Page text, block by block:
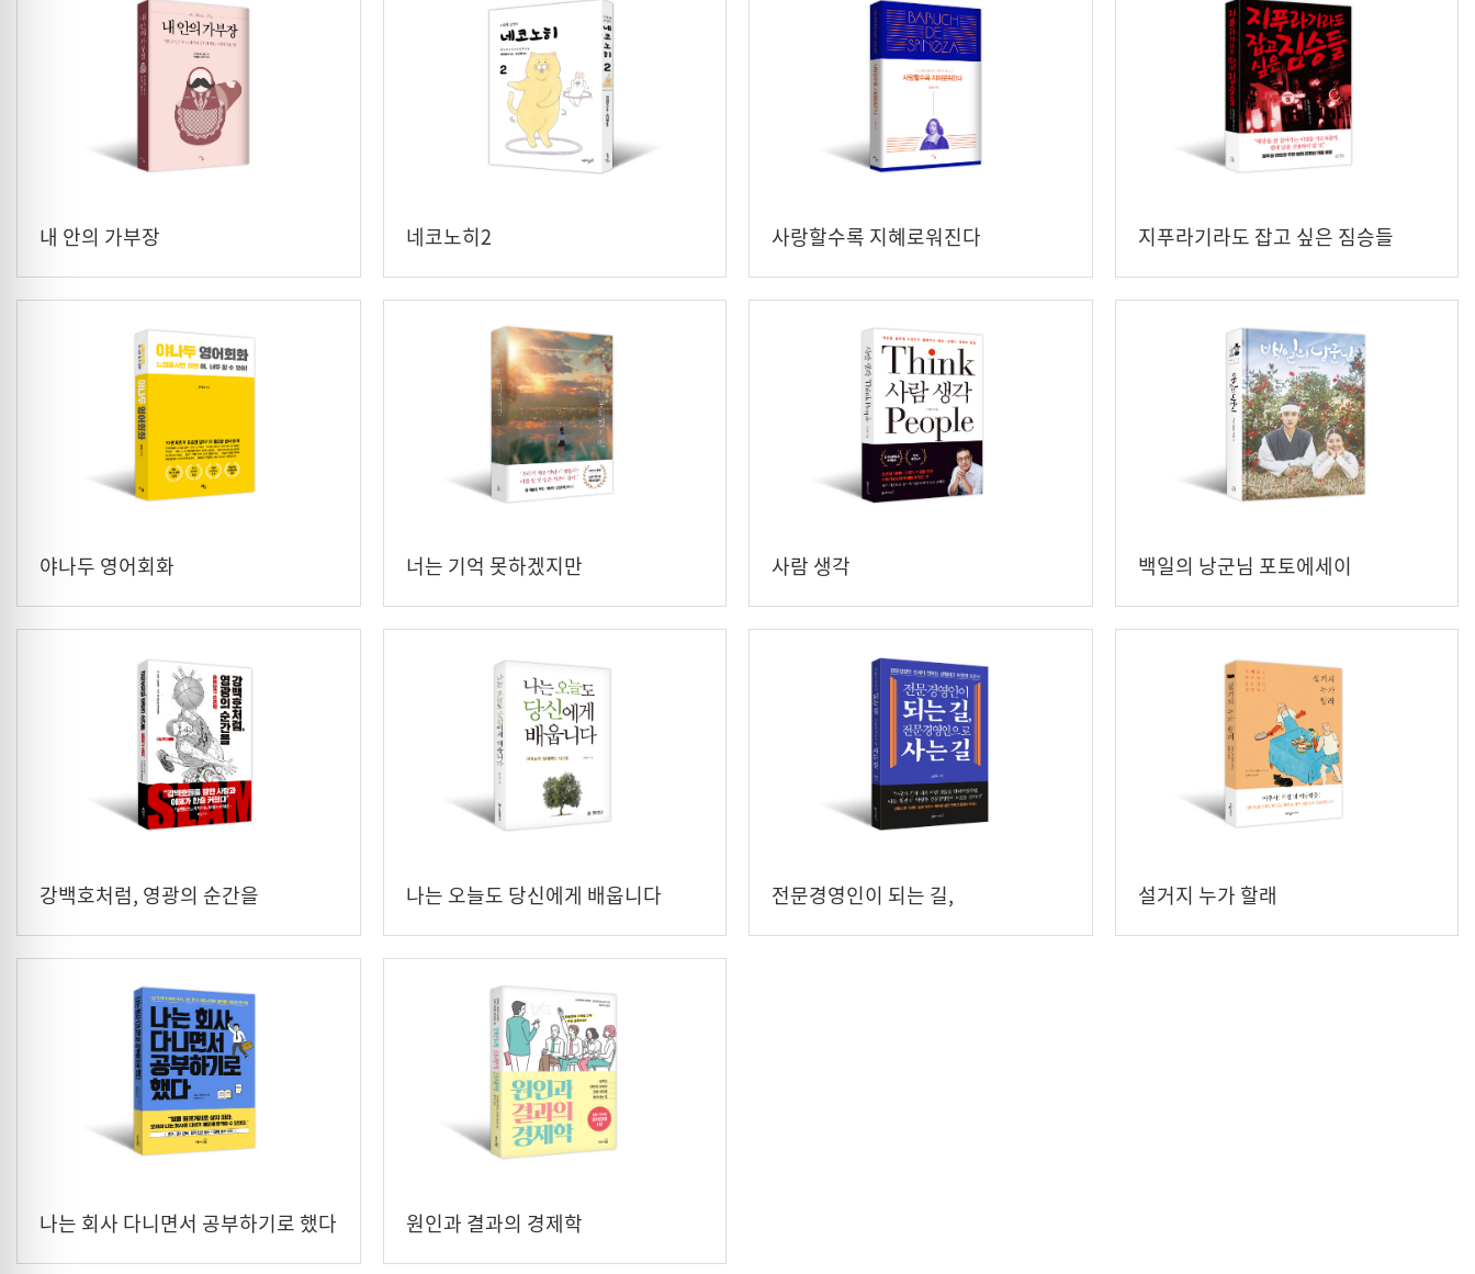
내 안의 가부장 네코노히2 사랑할수록 지혜로워진다 지푸라기라도 잡고 싶은 짐승들
야나두 영어회화 너는 기억 못하겠지만 사람 생각 백일의 낭군님 포토에세이
강백호처럼, 영광의 순간을 나는 오늘도 당신에게 배웁니다
전문경영인이 되는 길,
설거지 누가 할래
나는 회사 다니면서 공부하기로 했다 원인과 결과의 경제학